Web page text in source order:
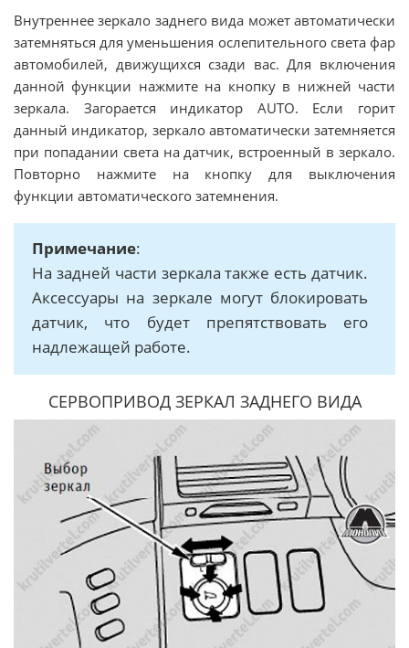
Внутреннее зеркало заднего вида может автоматически
затемняться для уменьшения ослепительного света фар
автомобилей, движущихся сзади вас. Для включения
данной функции нажмите на кнопку в нижней части
зеркала. Загорается индикатор AUTO. Если горит
данный индикатор, зеркало автоматически затемняется
при попадании света на датчик, встроенный в зеркало.
Повторно нажмите на кнопку для выключения
функции автоматического затемнения.
Примечание:
На задней части зеркала также есть датчик.
Аксессуары на зеркале могут блокировать
датчик, что будет препятствовать его
надлежащей работе.
СЕРВОПРИВОД ЗЕРКАЛ ЗАДНЕГО ВИДА